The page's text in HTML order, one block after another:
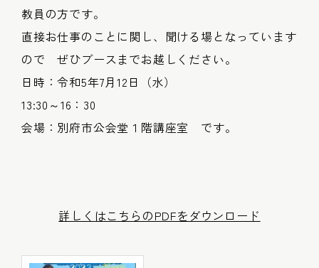
教員の方です。
直接お仕事のことに関し、聞ける場となっています
ので ぜひブースまでお越しください。
日時：令和5年7月12日（水）
13:30～16：30
会場：別府市公会堂１階講座室 です。
詳しくはこちらのPDFをダウンロード